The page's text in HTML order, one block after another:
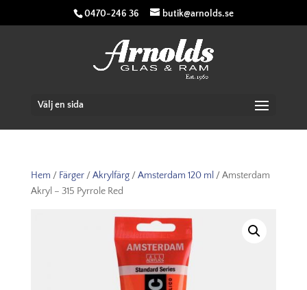
0470-246 36 butik@arnolds.se
Välj en sida
Hem / Färger/Akrylfärg/Amsterdam 120 ml / Amsterdam
Akryl – 315 Pyrrole Red